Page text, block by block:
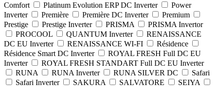
Comfort
Platinum Evolution ERP DC Inverter
Power
Inverter
Première Première DC Inverter
Premium
Prestige
Prestige Inverter PRISMA
PRISMA Invertor
PROCOOL
QUANTUM Inverter
RENAISSANCE
DC EU Inverter
RENAISSANCE WI-FI
Résidence
Résidence Smart DC Inverter
ROYAL FRESH Full DC EU
Inverter
ROYAL FRESH STANDART Full DC EU Inverter
RUNA
RUNA Inverter RUNA SILVER DC
Safari
Safari Inverter
SAKURA SALVATORE
SEIYA